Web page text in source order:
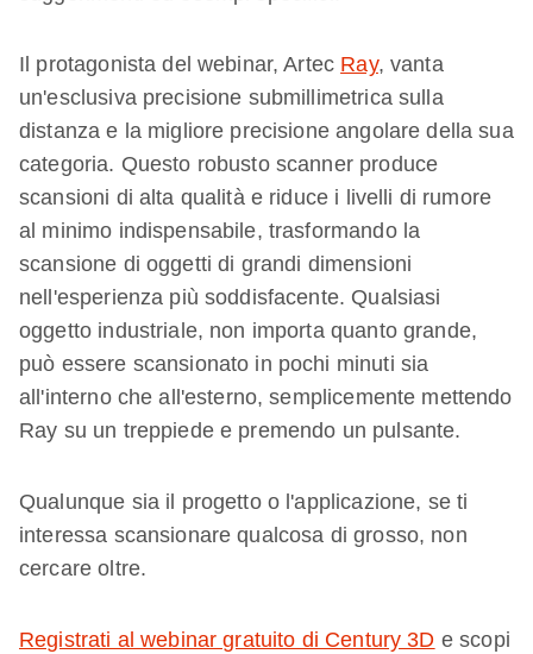
Il protagonista del webinar, Artec Ray, vanta
un'esclusiva precisione submillimetrica sulla
distanza e la migliore precisione angolare della sua
categoria. Questo robusto scanner produce
scansioni di alta qualità e riduce i livelli di rumore
al minimo indispensabile, trasformando la
scansione di oggetti di grandi dimensioni
nell'esperienza più soddisfacente. Qualsiasi
oggetto industriale, non importa quanto grande,
può essere scansionato in pochi minuti sia
all'interno che all'esterno, semplicemente mettendo
Ray su un treppiede e premendo un pulsante.
Qualunque sia il progetto o l'applicazione, se ti
interessa scansionare qualcosa di grosso, non
cercare oltre.
Registrati al webinar gratuito di Century 3D e scopi